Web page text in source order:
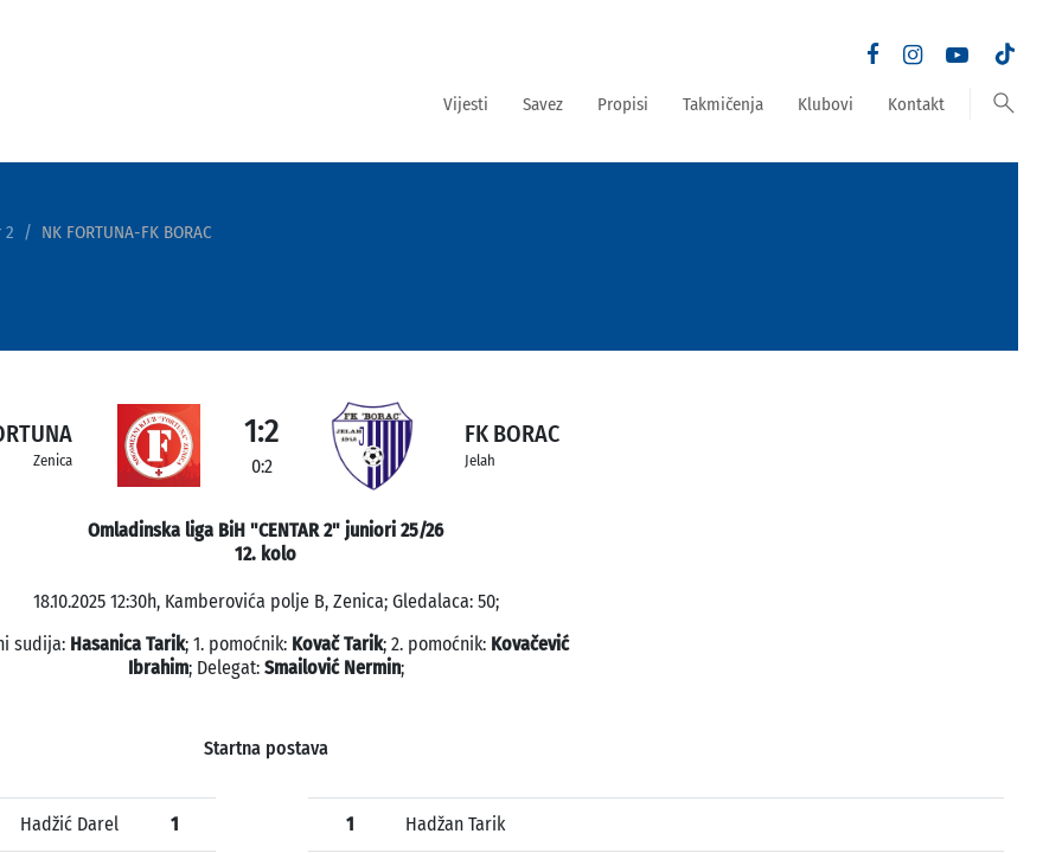
Vijesti Savez Propisi Takmičenja Klubovi Kontakt search
2 NK FORTUNA-FK BORAC
Zenica
1:2
0:2
FK BORAC
Jelah
Omladinska liga BiH "CENTAR 2" juniori 25/26
12. kolo
18.10.2025 12:30h, Kamberovića polje B, Zenica; Gledalaca: 50;
sudija: Hasanica Tarik; 1. pomoćnik: Kovač Tarik; 2. pomoćnik: Kovačević
Ibrahim; Delegat: Smailović Nermin;
Startna postava
Hadžić Darel 1 1 Hadžan Tarik